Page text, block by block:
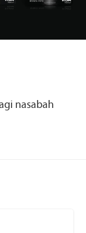
nasabah